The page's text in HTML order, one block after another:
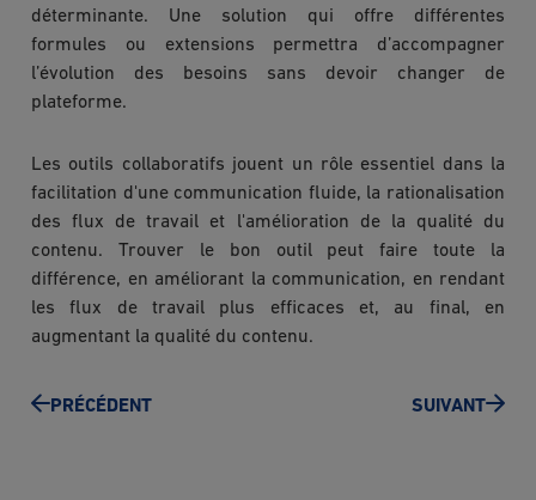
déterminante. Une solution qui offre différentes
formules ou extensions permettra d’accompagner
l’évolution des besoins sans devoir changer de
plateforme.
Les outils collaboratifs jouent un rôle essentiel dans la
facilitation d'une communication fluide, la rationalisation
des flux de travail et l'amélioration de la qualité du
contenu. Trouver le bon outil peut faire toute la
différence, en améliorant la communication, en rendant
les flux de travail plus efficaces et, au final, en
augmentant la qualité du contenu.
PRÉCÉDENT SUIVANT